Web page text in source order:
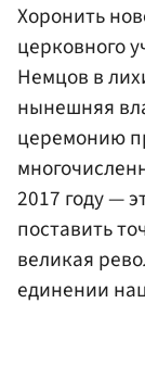
Хоронить
церковного
Немцов в
нынешняя
церемонию
2017 году —
поставить
великая
единении